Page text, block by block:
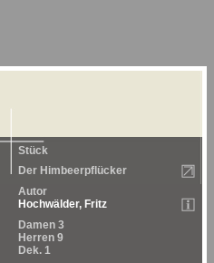
Stück
Der Himbeerpflücker
Autor
Hochwälder, Fritz
Damen 3
Herren 9
Dek. 1